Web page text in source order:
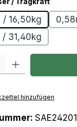
/ 16,50kg
/ 31,40kg
Gib den
hinzufügen